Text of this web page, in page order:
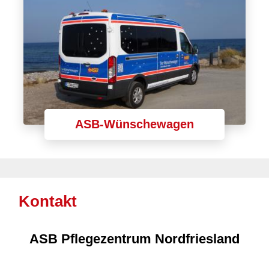
ASB-Wünschewagen
Kontakt
ASB Pflegezentrum Nordfriesland